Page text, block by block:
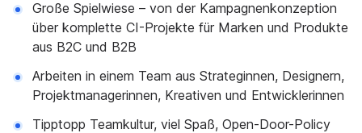
Große Spielwiese – von der Kampagnenkonzeption
über komplette CI-Projekte für Marken und Produkte
aus B2C und B2B
Arbeiten in einem Team aus Strateginnen, Designern,
Projektmanagerinnen, Kreativen und Entwicklerinnen
Tipptopp Teamkultur, viel Spaß, Open-Door-Policy